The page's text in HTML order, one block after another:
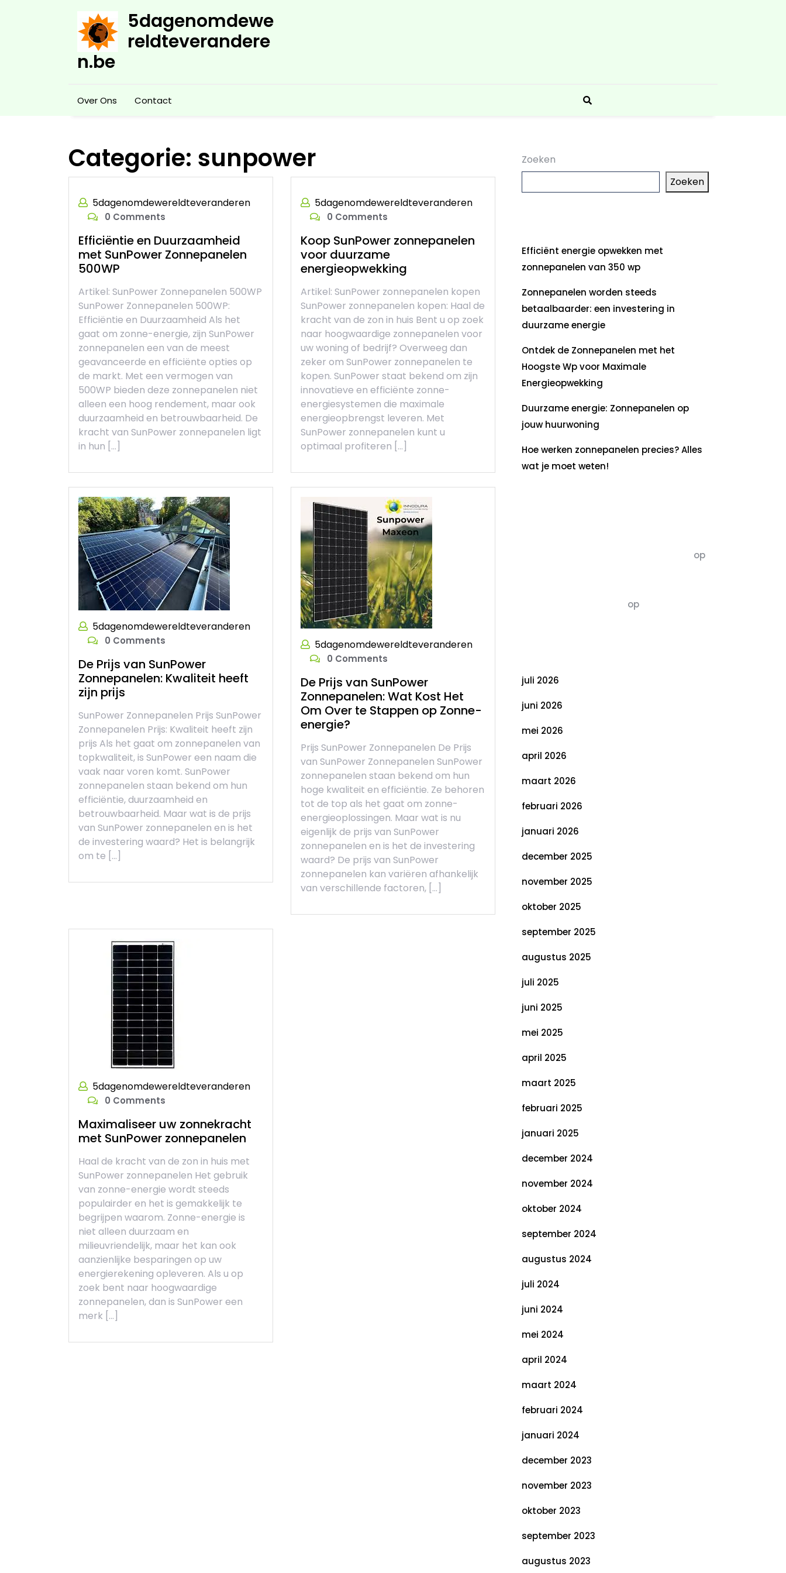
5dagenomdewe
reldteverandere
n.be
Over Ons Contact
Categorie: sunpower
5dagenomdewereldteveranderen
0 Comments
Efficiëntie en Duurzaamheid
met SunPower Zonnepanelen
500WP
Artikel: SunPower Zonnepanelen 500WP
SunPower Zonnepanelen 500WP:
Efficiëntie en Duurzaamheid Als het
gaat om zonne-energie, zijn SunPower
zonnepanelen een van de meest
geavanceerde en efficiënte opties op
de markt. Met een vermogen van
500WP bieden deze zonnepanelen niet
alleen een hoog rendement, maar ook
duurzaamheid en betrouwbaarheid. De
kracht van SunPower zonnepanelen ligt
in hun […]
5dagenomdewereldteveranderen
0 Comments
Koop SunPower zonnepanelen
voor duurzame
energieopwekking
Artikel: SunPower zonnepanelen kopen
SunPower zonnepanelen kopen: Haal de
kracht van de zon in huis Bent u op zoek
naar hoogwaardige zonnepanelen voor
uw woning of bedrijf? Overweeg dan
zeker om SunPower zonnepanelen te
kopen. SunPower staat bekend om zijn
innovatieve en efficiënte zonne-
energiesystemen die maximale
energieopbrengst leveren. Met
SunPower zonnepanelen kunt u
optimaal profiteren […]
5dagenomdewereldteveranderen
0 Comments
De Prijs van SunPower
Zonnepanelen: Kwaliteit heeft
zijn prijs
SunPower Zonnepanelen Prijs SunPower
Zonnepanelen Prijs: Kwaliteit heeft zijn
prijs Als het gaat om zonnepanelen van
topkwaliteit, is SunPower een naam die
vaak naar voren komt. SunPower
zonnepanelen staan bekend om hun
efficiëntie, duurzaamheid en
betrouwbaarheid. Maar wat is de prijs
van SunPower zonnepanelen en is het
de investering waard? Het is belangrijk
om te […]
5dagenomdewereldteveranderen
0 Comments
De Prijs van SunPower
Zonnepanelen: Wat Kost Het
Om Over te Stappen op Zonne-
energie?
Prijs SunPower Zonnepanelen De Prijs
van SunPower Zonnepanelen SunPower
zonnepanelen staan bekend om hun
hoge kwaliteit en efficiëntie. Ze behoren
tot de top als het gaat om zonne-
energieoplossingen. Maar wat is nu
eigenlijk de prijs van SunPower
zonnepanelen en is het de investering
waard? De prijs van SunPower
zonnepanelen kan variëren afhankelijk
van verschillende factoren, […]
5dagenomdewereldteveranderen
0 Comments
Maximaliseer uw zonnekracht
met SunPower zonnepanelen
Haal de kracht van de zon in huis met
SunPower zonnepanelen Het gebruik
van zonne-energie wordt steeds
populairder en het is gemakkelijk te
begrijpen waarom. Zonne-energie is
niet alleen duurzaam en
milieuvriendelijk, maar het kan ook
aanzienlijke besparingen op uw
energierekening opleveren. Als u op
zoek bent naar hoogwaardige
zonnepanelen, dan is SunPower een
merk […]
Zoeken
Zoeken
Efficiënt energie opwekken met
zonnepanelen van 350 wp
Zonnepanelen worden steeds
betaalbaarder: een investering in
duurzame energie
Ontdek de Zonnepanelen met het
Hoogste Wp voor Maximale
Energieopwekking
Duurzame energie: Zonnepanelen op
jouw huurwoning
Hoe werken zonnepanelen precies? Alles
wat je moet weten!
op
op
juli 2026
juni 2026
mei 2026
april 2026
maart 2026
februari 2026
januari 2026
december 2025
november 2025
oktober 2025
september 2025
augustus 2025
juli 2025
juni 2025
mei 2025
april 2025
maart 2025
februari 2025
januari 2025
december 2024
november 2024
oktober 2024
september 2024
augustus 2024
juli 2024
juni 2024
mei 2024
april 2024
maart 2024
februari 2024
januari 2024
december 2023
november 2023
oktober 2023
september 2023
augustus 2023